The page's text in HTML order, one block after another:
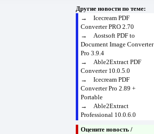
Другие новости по теме:
→ Icecream PDF
Converter PRO 2.70
→ Aostsoft PDF to
Document Image Converter
Pro 3.9.4
→ Able2Extract PDF
Converter 10.0.5.0
→ Icecream PDF
Converter Pro 2.89 +
Portable
→ Able2Extract
Professional 10.0.6.0
Оцените новость /